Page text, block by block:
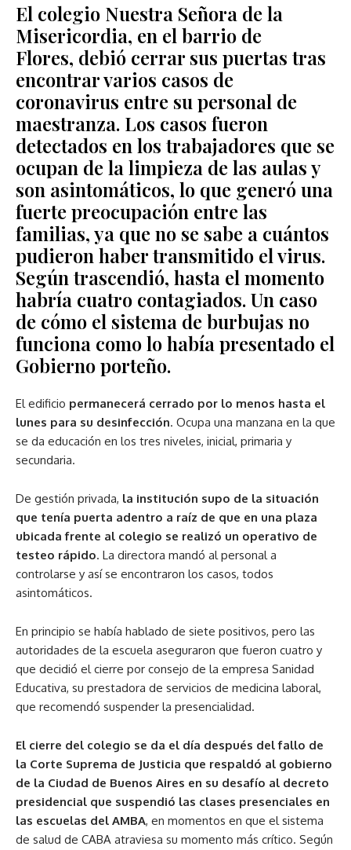
El colegio Nuestra Señora de la
Misericordia, en el barrio de
Flores, debió cerrar sus puertas tras
encontrar varios casos de
coronavirus entre su personal de
maestranza. Los casos fueron
detectados en los trabajadores que se
ocupan de la limpieza de las aulas y
son asintomáticos, lo que generó una
fuerte preocupación entre las
familias, ya que no se sabe a cuántos
pudieron haber transmitido el virus.
Según trascendió, hasta el momento
habría cuatro contagiados. Un caso
de cómo el sistema de burbujas no
funciona como lo había presentado el
Gobierno porteño.
El edificio permanecerá cerrado por lo menos hasta el
lunes para su desinfección. Ocupa una manzana en la que
se da educación en los tres niveles, inicial, primaria y
secundaria.
De gestión privada, la institución supo de la situación
que tenía puerta adentro a raíz de que en una plaza
ubicada frente al colegio se realizó un operativo de
testeo rápido. La directora mandó al personal a
controlarse y así se encontraron los casos, todos
asintomáticos.
En principio se había hablado de siete positivos, pero las
autoridades de la escuela aseguraron que fueron cuatro y
que decidió el cierre por consejo de la empresa Sanidad
Educativa, su prestadora de servicios de medicina laboral,
que recomendó suspender la presencialidad.
El cierre del colegio se da el día después del fallo de
la Corte Suprema de Justicia que respaldó al gobierno
de la Ciudad de Buenos Aires en su desafío al decreto
presidencial que suspendió las clases presenciales en
las escuelas del AMBA, en momentos en que el sistema
de salud de CABA atraviesa su momento más crítico. Según